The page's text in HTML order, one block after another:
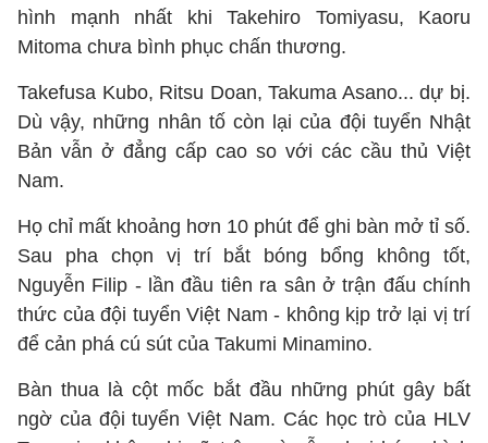
hình mạnh nhất khi Takehiro Tomiyasu, Kaoru
Mitoma chưa bình phục chấn thương.
Takefusa Kubo, Ritsu Doan, Takuma Asano... dự bị.
Dù vậy, những nhân tố còn lại của đội tuyển Nhật
Bản vẫn ở đẳng cấp cao so với các cầu thủ Việt
Nam.
Họ chỉ mất khoảng hơn 10 phút để ghi bàn mở tỉ số.
Sau pha chọn vị trí bắt bóng bổng không tốt,
Nguyễn Filip - lần đầu tiên ra sân ở trận đấu chính
thức của đội tuyển Việt Nam - không kịp trở lại vị trí
để cản phá cú sút của Takumi Minamino.
Bàn thua là cột mốc bắt đầu những phút gây bất
ngờ của đội tuyển Việt Nam. Các học trò của HLV